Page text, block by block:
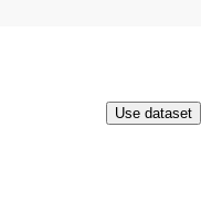
Use dataset